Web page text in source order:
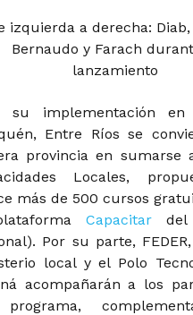
izquierda a derecha: Diab,
Bernaudo y Farach
lanzamiento
su implementación
Entre Ríos se
provincia en sumarse
Locales,
más de 500 cursos
Capacitar del
Por su parte,
local y el Polo
acompañarán a los